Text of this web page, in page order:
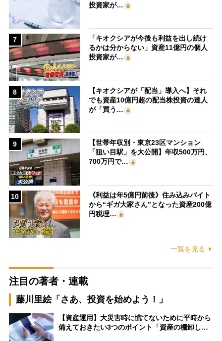
投資家が…
7
「キオクシアが今後も利益を出し続け
るかは分からない」資産11億円の個人
投資家が…
8
【キオクシアが「配当」導入へ】それ
でも資産10億円超の配当株投資の達人
が「買う…
9
【世帯年収別・東京23区マンション
「狙い目駅」を大公開】年収500万円、
700万円で…
10
《利益は年5億円前後》住み込みバイト
から“ギガ大家さん”となった資産200億
円税理…
一覧を見る
注目の著者・連載
藤川里絵「さあ、投資を始めよう！」
【資産運用】大災害時に慌てないために平時から
備えておきたい3つのポイント「資産の棚卸し…